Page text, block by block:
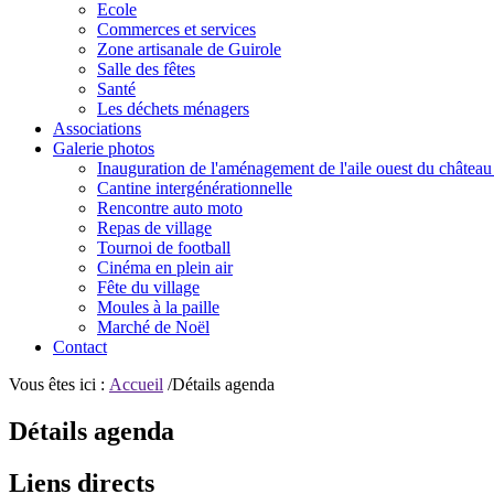
Ecole
Commerces et services
Zone artisanale de Guirole
Salle des fêtes
Santé
Les déchets ménagers
Associations
Galerie photos
Inauguration de l'aménagement de l'aile ouest du
Cantine intergénérationnelle
Rencontre auto moto
Repas de village
Tournoi de football
Cinéma en plein air
Fête du village
Moules à la paille
Marché de Noël
Contact
Vous êtes ici : Accueil /Détails agenda
Détails agenda
Liens directs